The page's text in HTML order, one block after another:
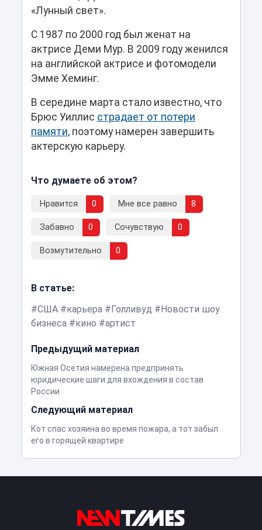
«Лунный свет».
С 1987 по 2000 год был женат на
актрисе Деми Мур. В 2009 году женился
на английской актрисе и фотомодели
Эмме Хеминг.
В середине марта стало известно, что
Брюс Уиллис страдает от потери
памяти, поэтому намерен завершить
актерскую карьеру.
Что думаете об этом?
Нравится 0 Мне все равно 8
Забавно 0 Сочувствую 0
Возмутительно 0
В статье:
США
карьера Голливуд
Новости шоу
бизнеса
кино артист
Предыдущий материал
Южная Осетия намерена предпринять
юридические шаги для вхождения в состав
России
Следующий материал
Кот спас хозяина во время пожара, а тот забыл
его в горящей квартире